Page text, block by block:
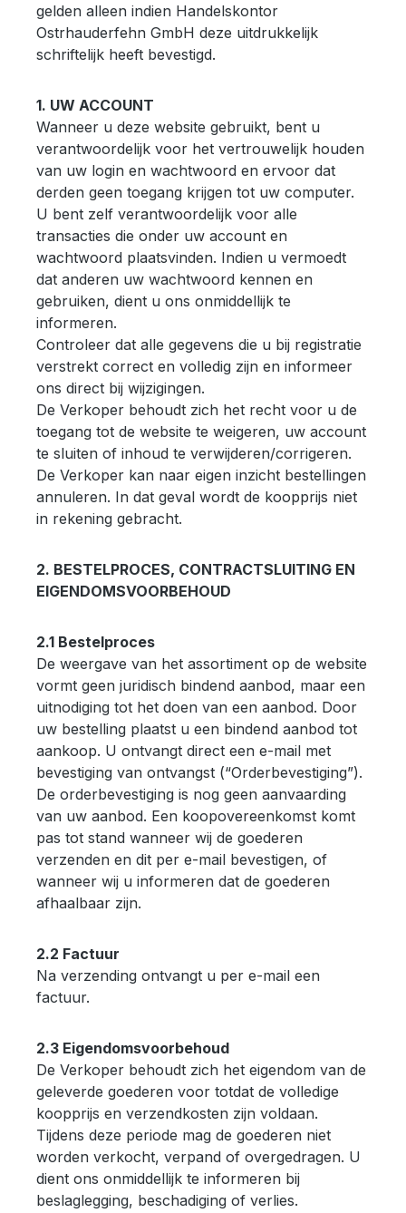
gelden alleen indien Handelskontor
Ostrhauderfehn GmbH deze uitdrukkelijk
schriftelijk heeft bevestigd.
1. UW ACCOUNT
Wanneer u deze website gebruikt, bent u
verantwoordelijk voor het vertrouwelijk houden
van uw login en wachtwoord en ervoor dat
derden geen toegang krijgen tot uw computer.
U bent zelf verantwoordelijk voor alle
transacties die onder uw account en
wachtwoord plaatsvinden. Indien u vermoedt
dat anderen uw wachtwoord kennen en
gebruiken, dient u ons onmiddellijk te
informeren.
Controleer dat alle gegevens die u bij registratie
verstrekt correct en volledig zijn en informeer
ons direct bij wijzigingen.
De Verkoper behoudt zich het recht voor u de
toegang tot de website te weigeren, uw account
te sluiten of inhoud te verwijderen/corrigeren.
De Verkoper kan naar eigen inzicht bestellingen
annuleren. In dat geval wordt de koopprijs niet
in rekening gebracht.
2. BESTELPROCES, CONTRACTSLUITING EN
EIGENDOMSVOORBEHOUD
2.1 Bestelproces
De weergave van het assortiment op de website
vormt geen juridisch bindend aanbod, maar een
uitnodiging tot het doen van een aanbod. Door
uw bestelling plaatst u een bindend aanbod tot
aankoop. U ontvangt direct een e-mail met
bevestiging van ontvangst (“Orderbevestiging”).
De orderbevestiging is nog geen aanvaarding
van uw aanbod. Een koopovereenkomst komt
pas tot stand wanneer wij de goederen
verzenden en dit per e-mail bevestigen, of
wanneer wij u informeren dat de goederen
afhaalbaar zijn.
2.2 Factuur
Na verzending ontvangt u per e-mail een
factuur.
2.3 Eigendomsvoorbehoud
De Verkoper behoudt zich het eigendom van de
geleverde goederen voor totdat de volledige
koopprijs en verzendkosten zijn voldaan.
Tijdens deze periode mag de goederen niet
worden verkocht, verpand of overgedragen. U
dient ons onmiddellijk te informeren bij
beslaglegging, beschadiging of verlies.